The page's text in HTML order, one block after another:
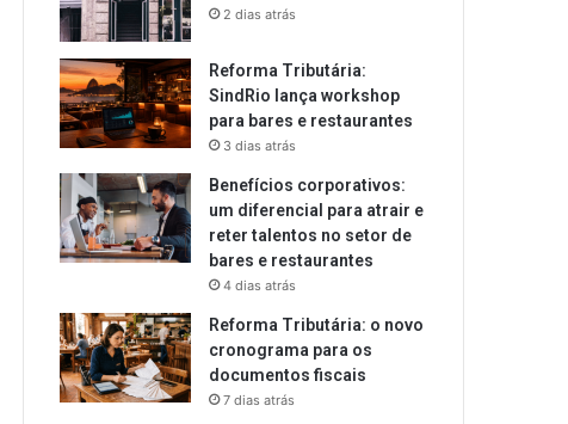
2 dias atrás
Reforma Tributária:
SindRio lança workshop
para bares e restaurantes
3 dias atrás
Benefícios corporativos:
um diferencial para atrair e
reter talentos no setor de
bares e restaurantes
4 dias atrás
Reforma Tributária: o novo
cronograma para os
documentos fiscais
7 dias atrás